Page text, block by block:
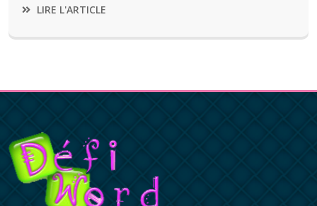
LIRE L'ARTICLE